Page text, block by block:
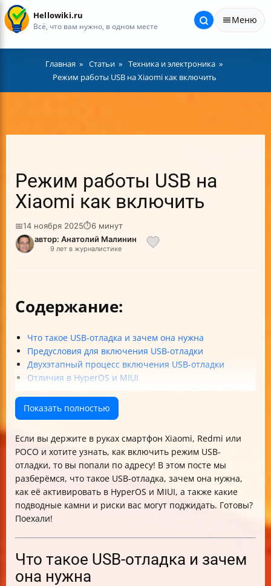
Hellowiki.ru
Всё, что вам нужно, в одном месте
Меню
Главная Статьи
Техника и электроника
Режим работы USB на Xiaomi как включить
Режим работы USB на
Xiaomi как включить
📅14 ноября 2025⏱6 минут
автор: Анатолий Малинин
9 лет в журналистике
Содержание:
Что такое USB-отладка и зачем она нужна
Предусловия для включения USB-отладки
Двухэтапный процесс включения USB-отладки
Отличия в HyperOS и MIUI
с ADB
XiaomiADBFastbootTools и альтернативы
Почему не стоит держать USB-отладку включённой
постоянно
Распространённые проблемы и их решения
Что делать, если устройство работает на кастомной
прошивке или после OTA-обновления
Безопасность и защита данных
Практические сценарии использования USB-отладки
Как проверить, что устройство распознаётся ADB
Визуальные подсказки для активации USB-отладки
Важные предупреждения
Итоговая таблица: как включить USB-отладку на
Показать полностью
Если вы держите в руках смартфон Xiaomi, Redmi или
POCO и хотите узнать, как включить режим USB-
отладки, то вы попали по адресу! В этом посте мы
разберёмся, что такое USB-отладка, зачем она нужна,
как её активировать в HyperOS и MIUI, а также какие
подводные камни и риски вас могут поджидать. Готовы?
Поехали!
Что такое USB-отладка и зачем
она нужна